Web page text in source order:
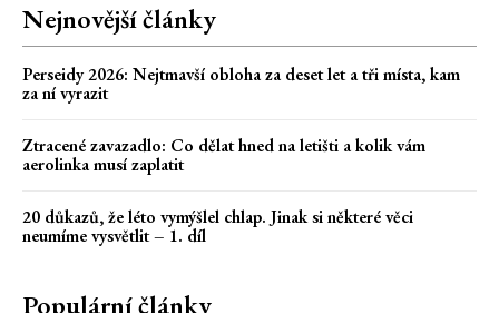
Nejnovější články
Perseidy 2026: Nejtmavší obloha za deset let a tři místa, kam
za ní vyrazit
Ztracené zavazadlo: Co dělat hned na letišti a kolik vám
aerolinka musí zaplatit
20 důkazů, že léto vymýšlel chlap. Jinak si některé věci
neumíme vysvětlit – 1. díl
Populární články